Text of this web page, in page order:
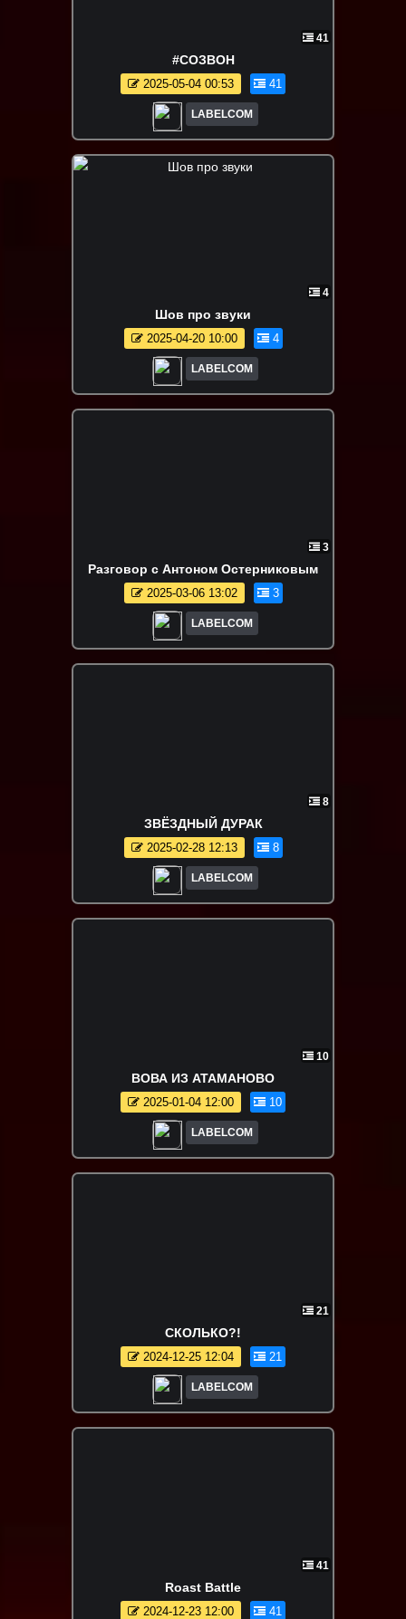
41
#СОЗВОН
2025-05-04 00:53 41
LABELCOM
4
Шов про звуки
2025-04-20 10:00 4
LABELCOM
3
Разговор с Антоном Остерниковым
2025-03-06 13:02 3
LABELCOM
8
ЗВЁЗДНЫЙ ДУРАК
2025-02-28 12:13 8
LABELCOM
10
ВОВА ИЗ АТАМАНОВО
2025-01-04 12:00 10
LABELCOM
21
СКОЛЬКО?!
2024-12-25 12:04 21
LABELCOM
41
Roast Battle
2024-12-23 12:00 41